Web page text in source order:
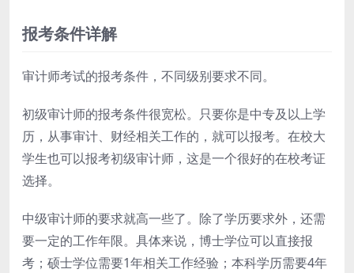
报考条件详解
审计师考试的报考条件，不同级别要求不同。
初级审计师的报考条件很宽松。只要你是中专及以上学
历，从事审计、财经相关工作的，就可以报考。在校大
学生也可以报考初级审计师，这是一个很好的在校考证
选择。
中级审计师的要求就高一些了。除了学历要求外，还需
要一定的工作年限。具体来说，博士学位可以直接报
考；硕士学位需要1年相关工作经验；本科学历需要4年